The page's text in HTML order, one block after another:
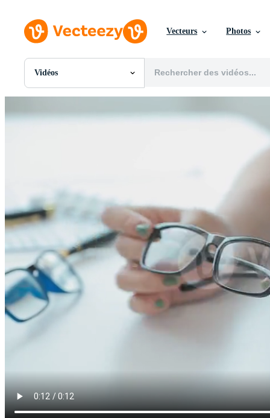
Vecteurs Photos
Vidéos
Toutes Images
PNGs
Images Éditoriales
Événements Éditoriaux